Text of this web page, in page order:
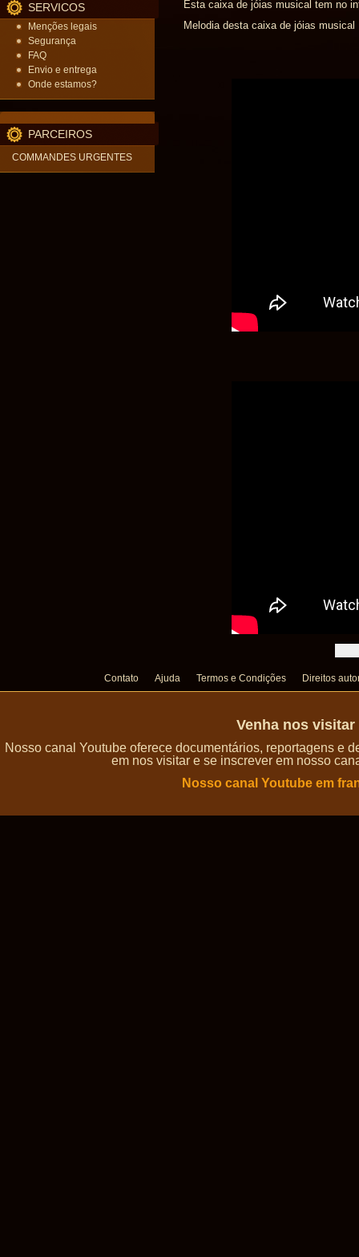
SERVICOS
Menções legais
Segurança
FAQ
Envio e entrega
Onde estamos?
PARCEIROS
COMMANDES URGENTES
Esta caixa de jóias musical tem no
Melodia desta caixa de jóias
Contato Ajuda Termos e Condições Direitos
Venha nos
Nosso canal Youtube oferece documentários, reportagens e
em nos visitar e se inscrever em nosso
Nosso canal Youtube em